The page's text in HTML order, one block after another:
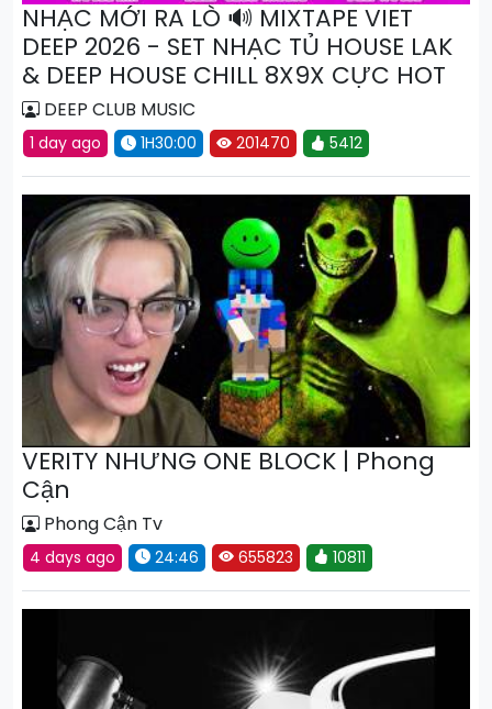
NHẠC MỚI RA LÒ 🔊 MIXTAPE VIET
DEEP 2026 - SET NHẠC TỦ HOUSE LAK
& DEEP HOUSE CHILL 8X9X CỰC HOT
DEEP CLUB MUSIC
1 day ago 1H30:00 201470 5412
VERITY NHƯNG ONE BLOCK | Phong
Cận
Phong Cận Tv
4 days ago 24:46 655823 10811